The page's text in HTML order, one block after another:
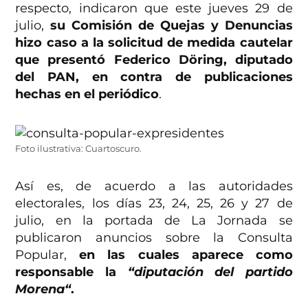
respecto, indicaron que este jueves 29 de
julio, su Comisión de Quejas y Denuncias
hizo caso a la solicitud de medida cautelar
que presentó Federico Döring, diputado
del PAN, en contra de publicaciones
hechas en el periódico.
Foto ilustrativa: Cuartoscuro.
Así es, de acuerdo a las autoridades
electorales, los días 23, 24, 25, 26 y 27 de
julio, en la portada de La Jornada se
publicaron anuncios sobre la Consulta
Popular,en las cuales aparece como
responsable la “diputación del partido
Morena“.